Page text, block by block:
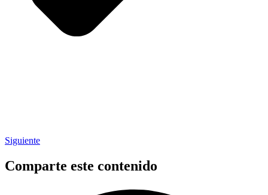
Siguiente
Comparte este contenido